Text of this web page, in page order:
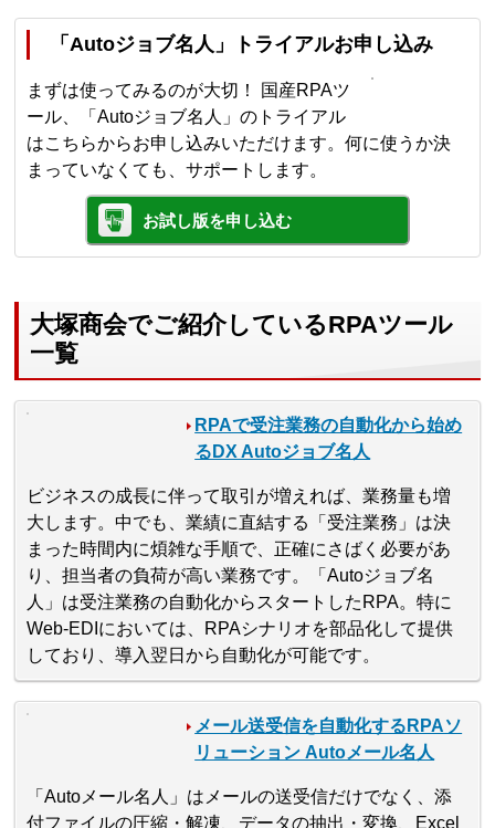
「Autoジョブ名人」トライアルお申し込み
まずは使ってみるのが大切！ 国産RPAツ
ール、「Autoジョブ名人」のトライアル
はこちらからお申し込みいただけます。何に使うか決
まっていなくても、サポートします。
お試し版を申し込む
大塚商会でご紹介しているRPAツール
一覧
RPAで受注業務の自動化から始め
るDX Autoジョブ名人
ビジネスの成長に伴って取引が増えれば、業務量も増
大します。中でも、業績に直結する「受注業務」は決
まった時間内に煩雑な手順で、正確にさばく必要があ
り、担当者の負荷が高い業務です。「Autoジョブ名
人」は受注業務の自動化からスタートしたRPA。特に
Web-EDIにおいては、RPAシナリオを部品化して提供
しており、導入翌日から自動化が可能です。
メール送受信を自動化するRPAソ
リューション Autoメール名人
「Autoメール名人」はメールの送受信だけでなく、添
付ファイルの圧縮・解凍、データの抽出・変換、Excel